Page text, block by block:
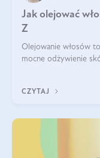
Jak olejować
Z
Olejowanie włosów
mocne odżywienie
CZYTAJ